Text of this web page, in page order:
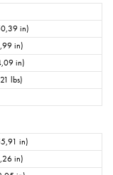
in)
in)
in)
lbs)
in)
in)